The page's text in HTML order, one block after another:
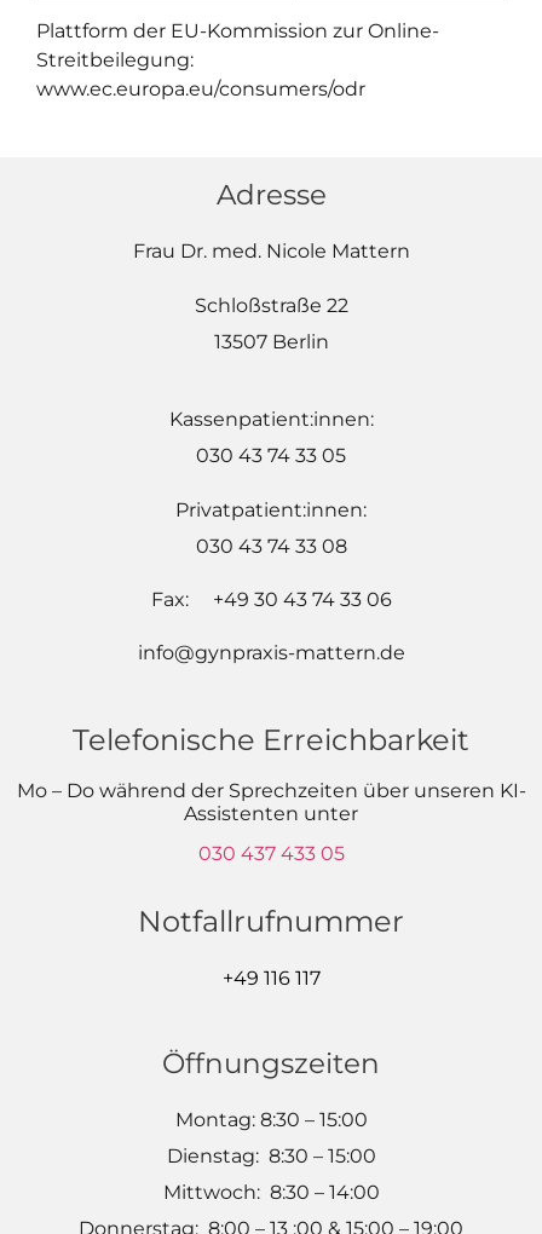
Plattform der EU-Kommission zur Online-
Streitbeilegung:
www.ec.europa.eu/consumers/odr
Adresse
Frau Dr. med. Nicole Mattern
Schloßstraße 22
13507 Berlin
Kassenpatient:innen:
030 43 74 33 05
Privatpatient:innen:
030 43 74 33 08
Fax: +49 30 43 74 33 06
info@gynpraxis-mattern.de
Telefonische Erreichbarkeit
Mo – Do während der Sprechzeiten über unseren KI-
Assistenten unter
030 437 433 05
Notfallrufnummer
+49 116 117
Öffnungszeiten
Montag: 8:30 – 15:00
Dienstag: 8:30 – 15:00
Mittwoch: 8:30 – 14:00
Donnerstag: 8:00 – 13 :00 & 15:00 – 19:00